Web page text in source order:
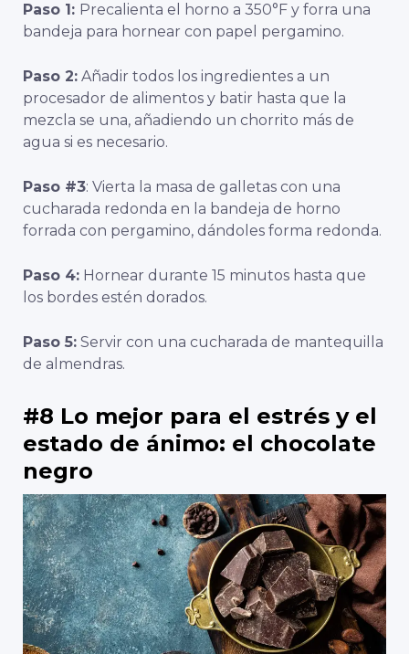
Paso 1: Precalienta el horno a 350°F y forra una
bandeja para hornear con papel pergamino.
Paso 2: Añadir todos los ingredientes a un
procesador de alimentos y batir hasta que la
mezcla se una, añadiendo un chorrito más de
agua si es necesario.
Paso #3: Vierta la masa de galletas con una
cucharada redonda en la bandeja de horno
forrada con pergamino, dándoles forma redonda.
Paso 4: Hornear durante 15 minutos hasta que
los bordes estén dorados.
Paso 5: Servir con una cucharada de mantequilla
de almendras.
#8 Lo mejor para el estrés y el
estado de ánimo: el chocolate
negro